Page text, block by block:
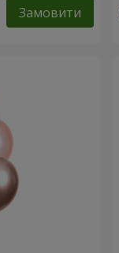
Замовити